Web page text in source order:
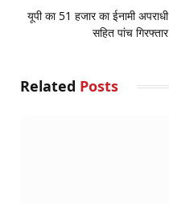
यूपी का 51 हजार का ईनामी अपराधी
सहित पांच गिरफ्तार
Related Posts